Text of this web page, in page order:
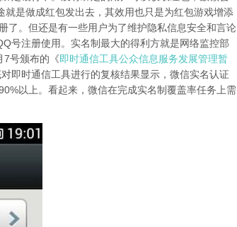
就是做成红包发出去，其效用也只是为红包游戏增添
了。但还是有一些用户为了维护隐私信息安全和言论
号注册使用。实名制最大的得利方就是网络监控部
7号颁布的《即时通信工具公众信息服务发展管理暂
即时通信工具进行的复核结果显示，微信实名认证
以上。看起来，微信在完成实名制覆盖率任务上需